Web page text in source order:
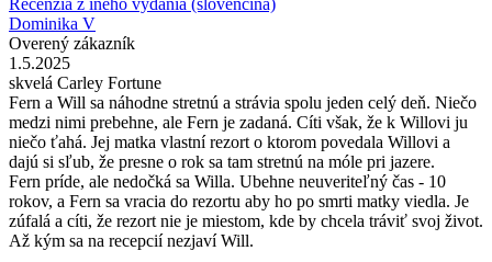
Dominika V
Overený zákazník
1.5.2025
skvelá Carley Fortune
Fern a Will sa náhodne stretnú a strávia spolu jeden celý deň. Niečo
medzi nimi prebehne, ale Fern je zadaná. Cíti však, že k Willovi ju
niečo ťahá. Jej matka vlastní rezort o ktorom povedala Willovi a
dajú si sľub, že presne o rok sa tam stretnú na móle pri jazere.
Fern príde, ale nedočká sa Willa. Ubehne neuveriteľný čas - 10
rokov, a Fern sa vracia do rezortu aby ho po smrti matky viedla. Je
zúfalá a cíti, že rezort nie je miestom, kde by chcela tráviť svoj život.
Až kým sa na recepcií nezjaví Will.